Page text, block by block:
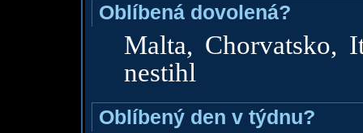
Oblíbená dovolená?
Malta, Chorvatsko,
nestihl
Oblíbený den v týdnu?